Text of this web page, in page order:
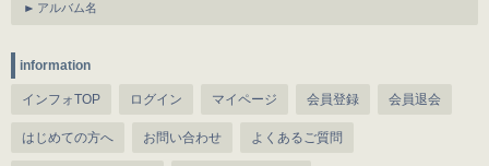
アルバム名
information
インフォTOP ログイン マイページ 会員登録 会員退会
はじめての方へ お問い合わせ よくあるご質問